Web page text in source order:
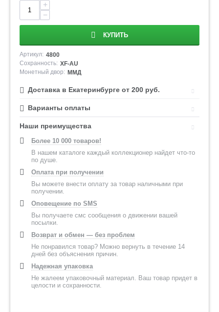
+
−
КУПИТЬ
Артикул: 4800
Сохранность: XF-AU
Монетный двор: ММД
Доставка в Екатеринбурге от 200 руб.
Варианты оплаты
Наши преимущества
Более 10 000 товаров!
В нашем каталоге каждый коллекционер найдет что-то
по душе.
Оплата при получении
Вы можете внести оплату за товар наличными при
получении.
Оповещение по SMS
Вы получаете смс сообщения о движении вашей
посылки.
Возврат и обмен — без проблем
Не понравился товар? Можно вернуть в течение 14
дней без объяснения причин.
Надежная упаковка
Не жалеем упаковочный материал. Ваш товар придет в
целости и сохранности.